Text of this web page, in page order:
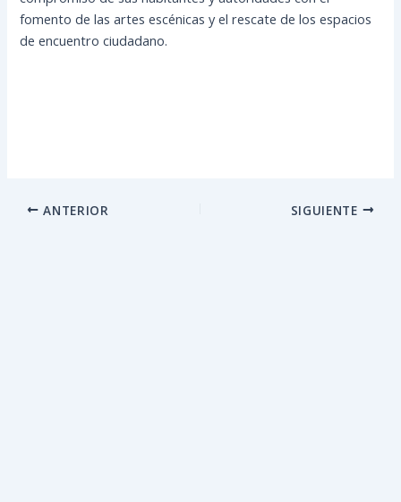
fomento de las artes escénicas y el rescate de los espacios
de encuentro ciudadano.
ANTERIOR SIGUIENTE